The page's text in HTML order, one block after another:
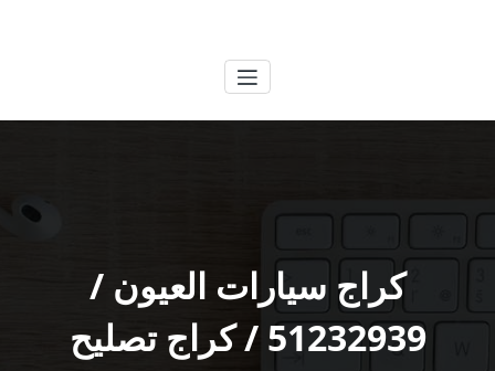
كراج سيارات العيون /
51232939‬ / كراج تصليح